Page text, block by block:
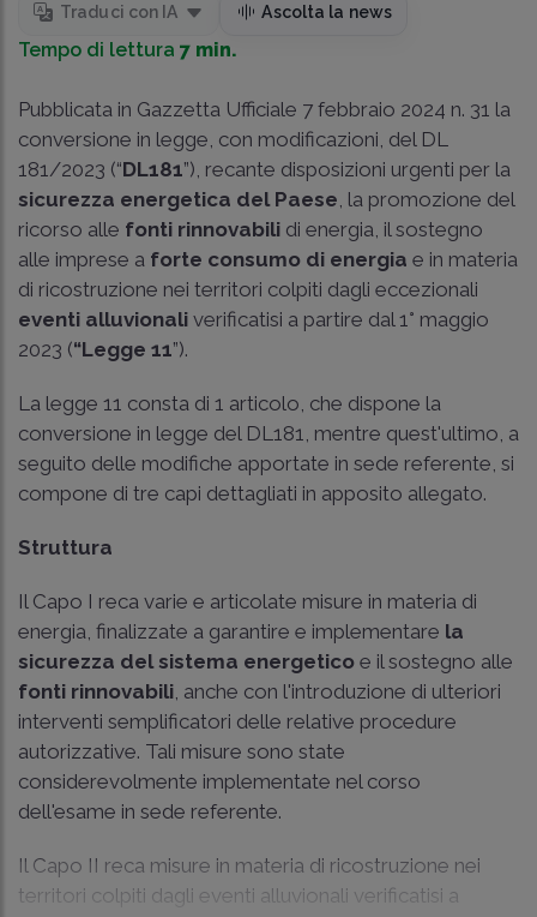
Traduci con IA Ascolta la news
Tempo di lettura 7 min.
Pubblicata in Gazzetta Ufficiale 7 febbraio 2024 n. 31 la
conversione in legge, con modificazioni, del DL
181/2023 (“DL181”), recante disposizioni urgenti per la
sicurezza energetica del Paese , la promozione del
ricorso alle fonti rinnovabili di energia, il sostegno
alle imprese a forte consumo di energia e in materia
di ricostruzione nei territori colpiti dagli eccezionali
eventi alluvionali verificatisi a partire dal 1° maggio
2023 (“Legge 11”).
La legge 11 consta di 1 articolo, che dispone la
conversione in legge del DL181, mentre quest'ultimo, a
seguito delle modifiche apportate in sede referente, si
compone di tre capi dettagliati in apposito allegato.
Struttura
Il Capo I reca varie e articolate misure in materia di
energia, finalizzate a garantire e implementare la
sicurezza del sistema energetico e il sostegno alle
fonti rinnovabili , anche con l'introduzione di ulteriori
interventi semplificatori delle relative procedure
autorizzative. Tali misure sono state
considerevolmente implementate nel corso
dell'esame in sede referente.
Il Capo II reca misure in materia di ricostruzione nei
territori colpiti dagli eventi alluvionali verificatisi a